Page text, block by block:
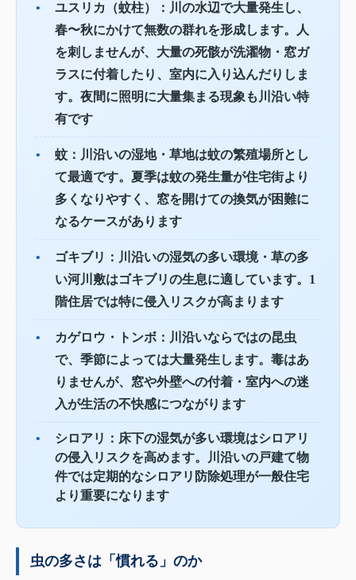
• ユスリカ（蚊柱）： 川の水辺で大量発生し、
春〜秋にかけて無数の群れを形成します。人
を刺しませんが、大量の死骸が洗濯物・窓ガ
ラスに付着したり、室内に入り込んだりしま
す。夜間に照明に大量集まる現象も川沿い特
有です
• 蚊： 川沿いの湿地・草地は蚊の繁殖場所とし
て最適です。夏季は蚊の発生量が住宅街より
多くなりやすく、窓を開けての換気が困難に
なるケースがあります
• ゴキブリ： 川沿いの湿気の多い環境・草の多
い河川敷はゴキブリの生息に適しています。1
階住居では特に侵入リスクが高まります
• カゲロウ・トンボ： 川沿いならではの昆虫
で、季節によっては大量発生します。毒はあ
りませんが、窓や外壁への付着・室内への迷
入が生活の不快感につながります
• シロアリ： 床下の湿気が多い環境はシロアリ
の侵入リスクを高めます。川沿いの戸建て物
件では定期的なシロアリ防除処理が一般住宅
より重要になります
虫の多さは「慣れる」のか